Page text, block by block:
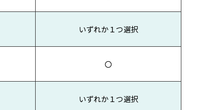
いずれか１つ選択
〇
いずれか１つ選択